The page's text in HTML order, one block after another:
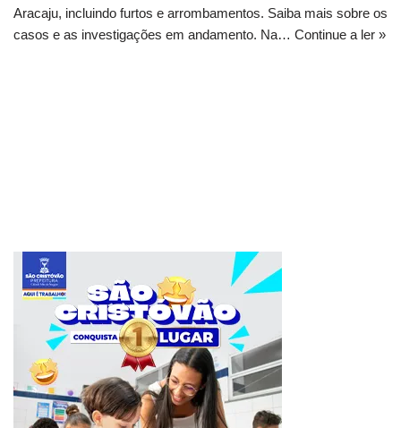
Aracaju, incluindo furtos e arrombamentos. Saiba mais sobre os
casos e as investigações em andamento. Na… Continue a ler »